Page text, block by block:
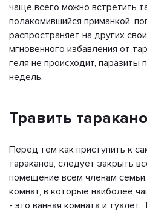
чаще всего можно встретить
полакомившийся приманкой,
распространяет на других
мгновенного избавления от
геля не происходит, паразиты
недель.
Травить
Перед тем как приступить к
тараканов, следует закрыть
помещение всем членам
комнат, в которые наиболее
- это ванная комната и